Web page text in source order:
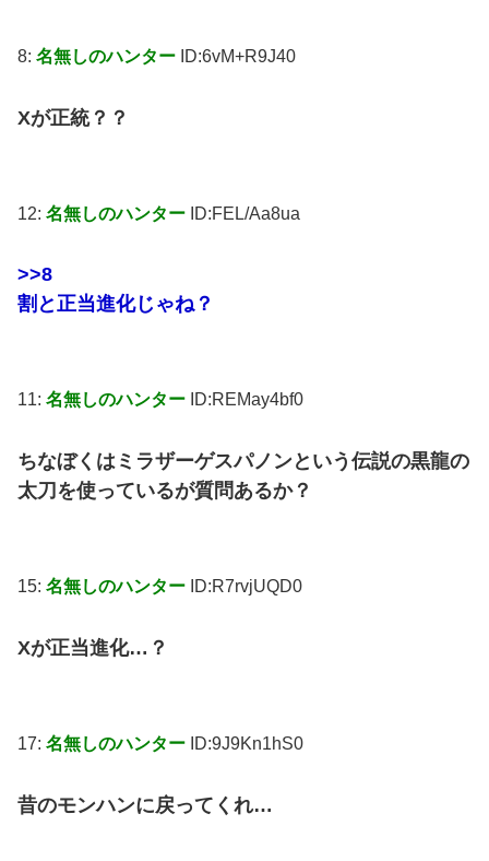
8: 名無しのハンター ID:6vM+R9J40
Xが正統？？
12: 名無しのハンター ID:FEL/Aa8ua
>>8
割と正当進化じゃね？
11: 名無しのハンター ID:REMay4bf0
ちなぼくはミラザーゲスパノンという伝説の黒龍の
太刀を使っているが質問あるか？
15: 名無しのハンター ID:R7rvjUQD0
Xが正当進化…？
17: 名無しのハンター ID:9J9Kn1hS0
昔のモンハンに戻ってくれ…